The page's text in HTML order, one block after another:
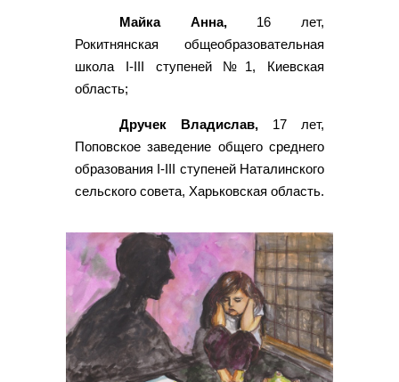
Майка Анна,16 лет,
Рокитнянская общеобразовательная
школа I-III ступеней №1, Киевская
область;
Дручек Владислав, 17 лет,
Поповское заведение общего среднего
образования I-III ступеней Наталинского
сельского совета, Харьковская область.